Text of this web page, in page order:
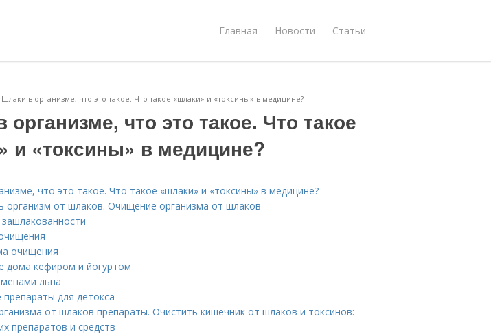
Главная Новости Статьи
Шлаки в организме, что это такое. Что такое «шлаки» и «токсины» в медицине?
что это такое. Что такое
и «токсины» в медицине?
что это такое. Что такое «шлаки» и «токсины» в медицине?
организм от шлаков. Очищение организма от шлаков
очищения
дома кефиром и йогуртом
льна
для детокса
от шлаков препараты. Очистить кишечник от шлаков и токсинов:
препаратов и средств